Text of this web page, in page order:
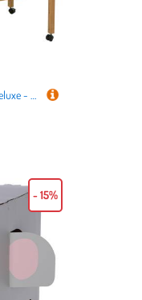
Kerbl Pet Kleintierkäfig Indoor Deluxe - L 115 x B 60 x H 92,5 cm
- 15%